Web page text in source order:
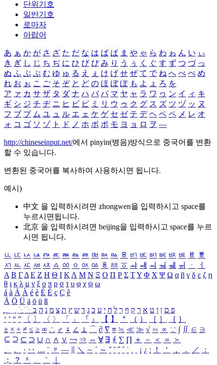
단위기호
일반기호
로마자
아랍어
あ ぁ か が さ ざ た だ な は ば ぱ ま や ゃ ら わ ゎ ん い ぃ
き ぎ し じ ち ぢ に ひ び ぴ み り う ぅ く ぐ す ず つ づ っ
ぬ ふ ぶ ぷ む ゆ ゅ る え ぇ け げ せ ぜ て で ね へ べ ぺ め
れ お ぉ こ ご そ ぞ と ど の ほ ぼ ぽ も よ ょ ろ を
ア ァ カ サ ザ タ ダ ナ ハ バ パ マ ヤ ャ ラ ワ ヮ ン イ ィ キ
ギ シ ジ チ ヂ ニ ヒ ビ ピ ミ リ ウ ゥ ク グ ス ズ ツ ヅ ッ ヌ
フ ブ プ ム ユ ュ ル エ ェ ケ ゲ セ ゼ テ デ ヘ ベ ペ メ レ オ
ォ コ ゴ ソ ゾ ト ド ノ ホ ボ ポ モ ヨ ョ ロ ヲ ―
http://chineseinput.net/에서 pinyin(병음)방식으로 중국어를 변환
할 수 있습니다.
변환된 중국어를 복사하여 사용하시면 됩니다.
예시)
中文 을 입력하시려면 zhongwen을 입력하시고 space를
누르시면됩니다.
北京 을 입력하시려면 beijing을 입력하시고 space를 누르
시면 됩니다.
ㅥ ㅦ ㅧ ㅨ ㅩ ㅪ ㅫ ㅬ ㅭ ㅮ ㅯ ㅰ ㅱ ㅲ ㅳ ㅴ ㅵ ㅶ ㅷ ㅸ
ㅹ
ㅺ ㅻ ㅼ ㅽ ㅾ ㅿ ㆀ ㆁ ㆂ ㆃ ㆄ ㆅ ㆆ ㆇ ㆈ ㆉ ㆊ ㆋ ㆌ ㆍ
ㆎ
Α Β ΓΔ Ε Ζ Η Θ Ι ΚΛ Μ Ν Ξ Ο Π Ρ Σ ΤΥ Φ Χ Ψ Ω α β γ δ ε ζ η
θ ι κ λ μ ν ξ ο π ρ σ τ υ φ χ ψ ω
á à Á À é è É È ç Ç ê
Ä Ö Ü ä ö ü ß
ִֶֹ ֻּ ׁׂ פ ם ן ו ט א ר ק ף ך ל ח י ע כ ג ד ש ץ ת צ מ נ ה ב
‘ ’ “ ” 〔 〕 〈 〉 「 」 『 』 【 】 ＂ （ ） ［ ］ ｛ ｝
± × ÷ ≠ ≤ ≥ ∞ ∴ ♂ ♀ ∠ ⊥ ⌒ ∂ ∇ ≡ ≒ ≪ ≫ √ ∽ ∝ ∵ ∫ ∬ ∈ ∋
⊆ ⊇ ⊂ ⊃ ∪ ∩ ∧ ∨ ￢ ⇒ ⇔ ∀ ∃ ∮ ∑ ∏ ＋ － ＜ ＝
＞
、
。 · ‥ … ¨ 〃 ― ＼ ∼ ´ ～ ˇ ˘ ˝ ˚ ˙ ¸ ¡ ¿ ː ！ ＇ ， ． ／
：
；
？ ＾ ｀